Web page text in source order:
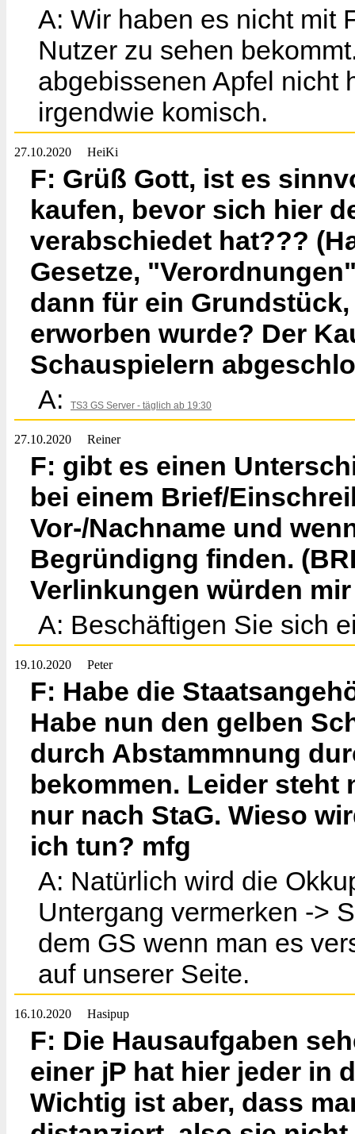
A: Wir haben es nicht mit
Nutzer zu sehen
abgebissenen Apfel nicht
irgendwie komisch.
27.10.2020 HeiKi
F: Grüß Gott, ist es
kaufen, bevor sich hier
verabschiedet hat???
Gesetze,
dann für ein
erworben wurde? Der
Schauspielern
A:
TS3 GS Server - täglich ab 19:30
27.10.2020 Reiner
F: gibt es einen
bei einem Brief/
Vor-/Nachname und
Begründigng finden.
Verlinkungen würden
A: Beschäftigen Sie sich
19.10.2020 Peter
F: Habe die
Habe nun den gelben
durch Abstammnung
bekommen. Leider steht
nur nach StaG. Wieso
ich tun? mfg
A: Natürlich wird die
Untergang vermerken ->
dem GS wenn man es
auf unserer Seite.
16.10.2020 Hasipup
F: Die Hausaufgaben
einer jP hat hier jeder in
Wichtig ist aber, dass